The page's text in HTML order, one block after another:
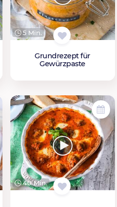
5 Min.
Grundrezept für
Gewürzpaste
40 Min.